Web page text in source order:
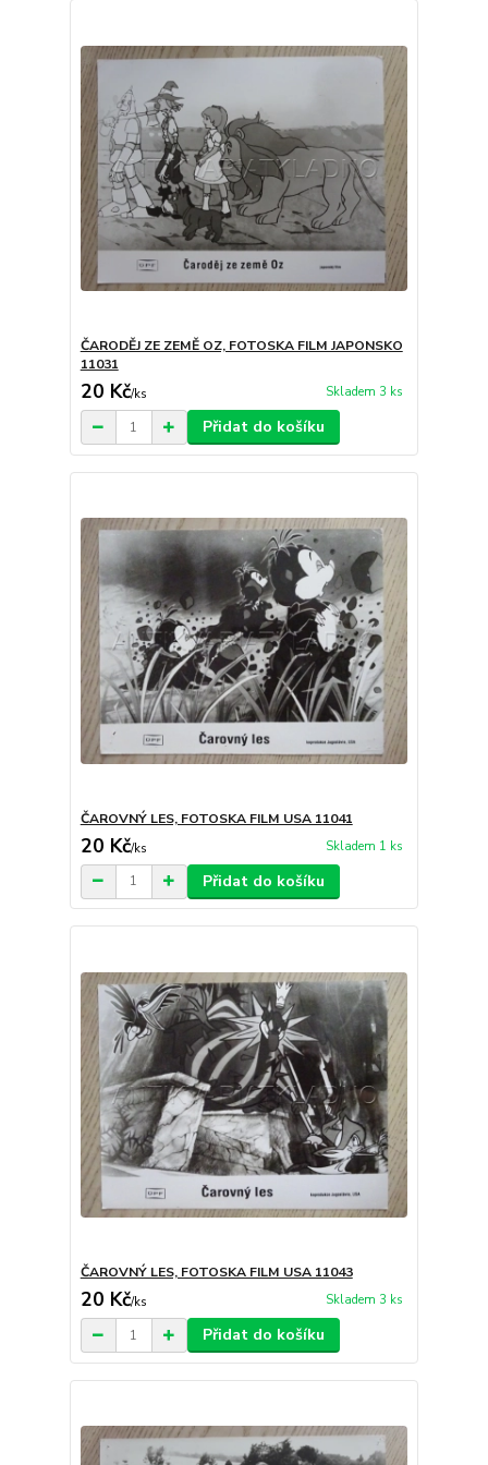
ČARODĚJ ZE ZEMĚ OZ, FOTOSKA FILM JAPONSKO
11031
20 Kč/ks Skladem 3 ks
Přidat do košíku
ČAROVNÝ LES, FOTOSKA FILM USA 11041
20 Kč/ks Skladem 1 ks
Přidat do košíku
ČAROVNÝ LES, FOTOSKA FILM USA 11043
20 Kč/ks Skladem 3 ks
Přidat do košíku